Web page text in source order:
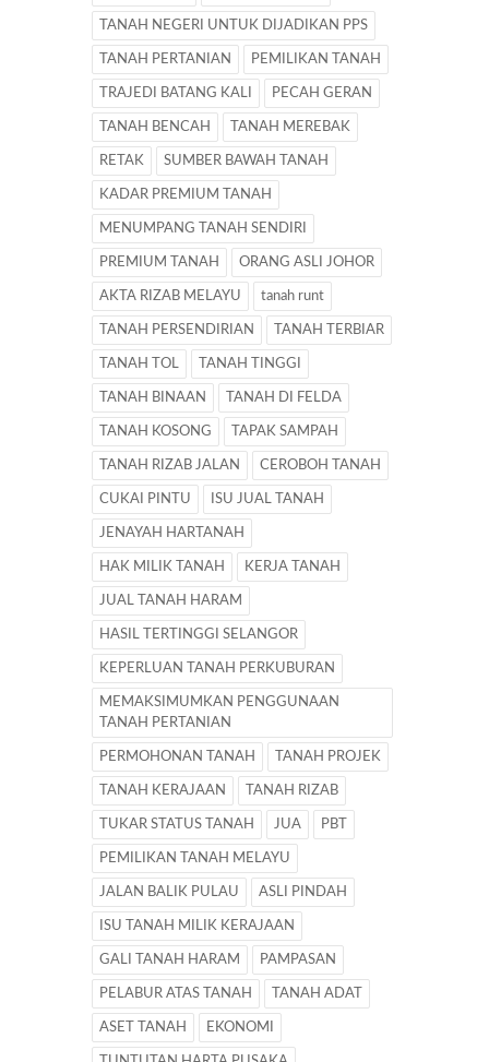
TANAH NEGERI UNTUK DIJADIKAN PPS
TANAH PERTANIAN PEMILIKAN TANAH
TRAJEDI BATANG KALI PECAH GERAN
TANAH BENCAH TANAH MEREBAK
RETAK SUMBER BAWAH TANAH
KADAR PREMIUM TANAH
MENUMPANG TANAH SENDIRI
PREMIUM TANAH ORANG ASLI JOHOR
AKTA RIZAB MELAYU tanah runt
TANAH PERSENDIRIAN TANAH TERBIAR
TANAH TOL TANAH TINGGI
TANAH BINAAN TANAH DI FELDA
TANAH KOSONG TAPAK SAMPAH
TANAH RIZAB JALAN CEROBOH TANAH
CUKAI PINTU ISU JUAL TANAH
JENAYAH HARTANAH
HAK MILIK TANAH KERJA TANAH
JUAL TANAH HARAM
HASIL TERTINGGI SELANGOR
KEPERLUAN TANAH PERKUBURAN
MEMAKSIMUMKAN PENGGUNAAN
TANAH PERTANIAN
PERMOHONAN TANAH TANAH PROJEK
TANAH KERAJAAN TANAH RIZAB
TUKAR STATUS TANAH JUA PBT
PEMILIKAN TANAH MELAYU
JALAN BALIK PULAU ASLI PINDAH
ISU TANAH MILIK KERAJAAN
GALI TANAH HARAM PAMPASAN
PELABUR ATAS TANAH TANAH ADAT
ASET TANAH EKONOMI